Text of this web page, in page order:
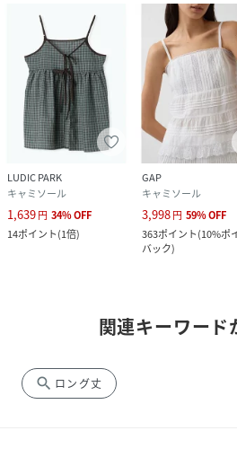
LUDIC PARK
キャミソール
1,639円 34%OFF
14ポイント(1倍)
GAP
キャミソール
3,998円 59%OFF
363ポイント(10%ポ
バック)
関連キーワード
search ロング丈